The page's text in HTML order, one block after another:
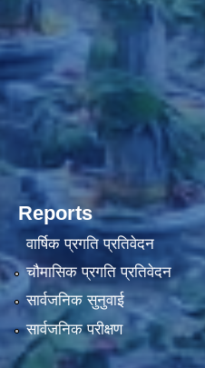
Reports
वार्षिक प्रगति प्रतिवेदन
चौमासिक प्रगति प्रतिवेदन
सार्वजनिक सुनुवाई
सार्वजनिक परीक्षण